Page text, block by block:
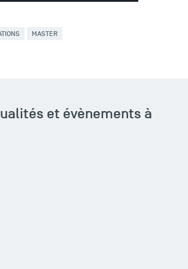
MASTER
et évènements à